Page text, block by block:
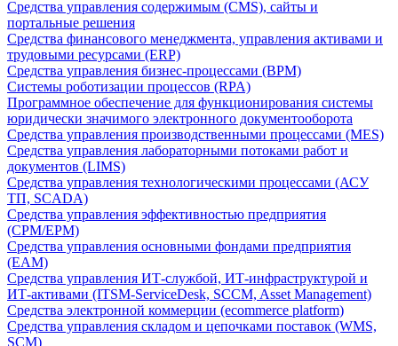
Средства управления содержимым (CMS), сайты и
портальные решения
Средства финансового менеджмента, управления активами и
трудовыми ресурсами (ERP)
Средства управления бизнес-процессами (BPM)
Системы роботизации процессов (RPA)
Программное обеспечение для функционирования системы
юридически значимого электронного документооборота
Средства управления производственными процессами (MES)
Средства управления лабораторными потоками работ и
документов (LIMS)
Средства управления технологическими процессами (АСУ
ТП, SCADA)
Средства управления эффективностью предприятия
(CPM/EPM)
Средства управления основными фондами предприятия
(EAM)
Средства управления ИТ-службой, ИТ-инфраструктурой и
ИТ-активами (ITSM-ServiceDesk, SCCM, Asset Management)
Средства электронной коммерции (ecommerce platform)
Средства управления складом и цепочками поставок (WMS,
SCM)